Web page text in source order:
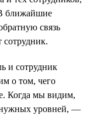
ближайшие
связь
сотрудник.
и сотрудник
о том, чего
Когда мы видим,
нужных уровней, —